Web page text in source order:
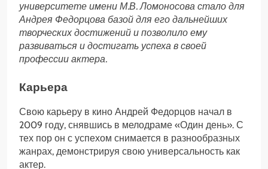
университете имени М.В. Ломоносова стало для
Андрея Федорцова базой для его дальнейших
творческих достижений и позволило ему
развиваться и достигать успеха в своей
профессии актера.
Карьера
Свою карьеру в кино Андрей Федорцов начал в
2009 году, снявшись в мелодраме «Один день». С
тех пор он с успехом снимается в разнообразных
жанрах, демонстрируя свою универсальность как
актер.